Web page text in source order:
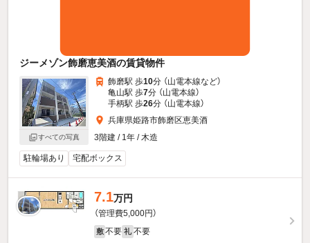
ジーメゾン飾磨恵美酒の賃貸物件
すべての写真
飾磨駅 歩10分 （山電本線など）
亀山駅 歩7分 （山電本線）
手柄駅 歩26分 （山電本線）
兵庫県姫路市飾磨区恵美酒
3階建 / 1年 / 木造
駐輪場あり 宅配ボックス
7.1万円
（管理費5,000円）
敷 不要 礼 不要